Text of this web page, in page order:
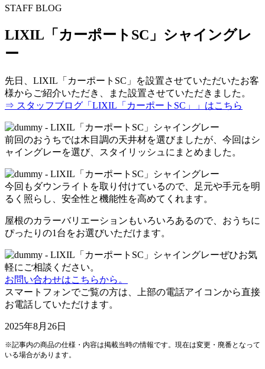
STAFF BLOG
LIXIL「カーポートSC」シャイングレ
ー
先日、LIXIL「カーポートSC」を設置させていただいたお客
様からご紹介いただき、また設置させていただきました。
⇒ スタッフブログ「LIXIL「カーポートSC」」はこちら
前回のおうちでは木目調の天井材を選びましたが、今回はシ
ャイングレーを選び、スタイリッシュにまとめました。
今回もダウンライトを取り付けているので、足元や手元を明
るく照らし、安全性と機能性を高めてくれます。
屋根のカラーバリエーションもいろいろあるので、おうちに
ぴったりの1台をお選びいただけます。
ぜひお気
軽にご相談ください。
お問い合わせはこちらから。
スマートフォンでご覧の方は、上部の電話アイコンから直接
お電話していただけます。
2025年8月26日
※記事内の商品の仕様・内容は掲載当時の情報です。現在は変更・廃番となって
いる場合があります。